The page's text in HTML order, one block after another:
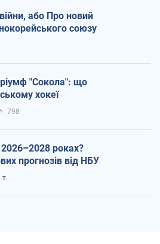
або Про новий
союзу
"Сокола": що
хокеї
798
2026–2028 роках?
прогнозів від НБУ
т.